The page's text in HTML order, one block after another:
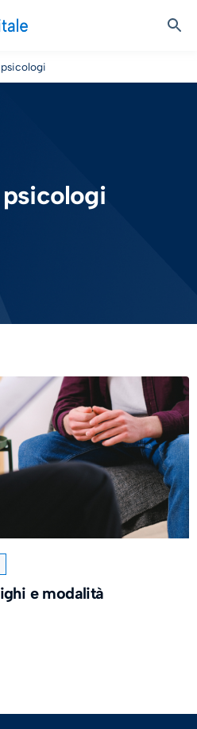
e modalità